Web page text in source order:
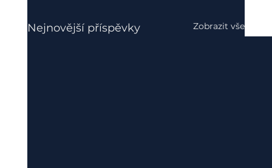
Nejnovější příspěvky Zobrazit vše